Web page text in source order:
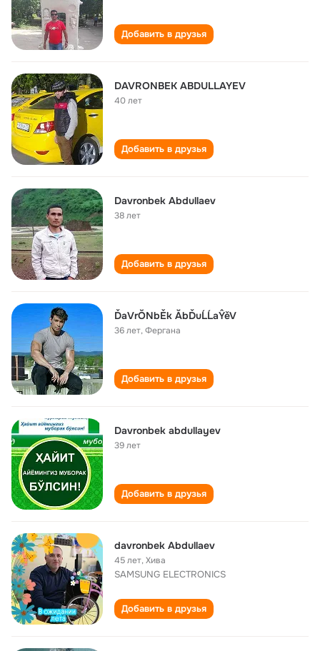
Добавить в друзья
DAVRONBEK ABDULLAYEV
40 лет
Добавить в друзья
Davronbek Abdullaev
38 лет
Добавить в друзья
ĎaVrŎNbĚk ĂbĎuĹĹaŶěV
36 лет,Фергана
Добавить в друзья
Davronbek abdullayev
39 лет
Добавить в друзья
davronbek Abdullaev
45 лет,Хива
SAMSUNG ELECTRONICS
Добавить в друзья